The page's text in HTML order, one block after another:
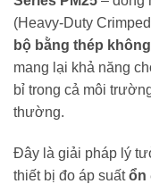
(Heavy-Duty
bộ bằng thép
mang lại khả năng
bỉ trong cả môi
thường.
Đây là giải pháp lý
thiết bị đo áp suấtổn